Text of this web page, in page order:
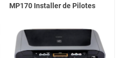
MP170 Installer de Pilotes